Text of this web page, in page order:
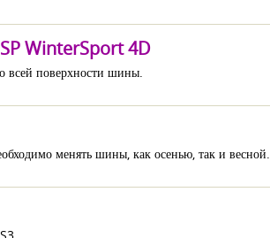
WinterSport 4D
всей поверхности шины.
менять шины, как осенью, так и весной.